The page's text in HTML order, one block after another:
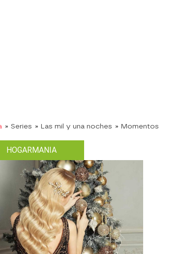
» Series » Las mil y una noches » Momentos
HOGARMANIA